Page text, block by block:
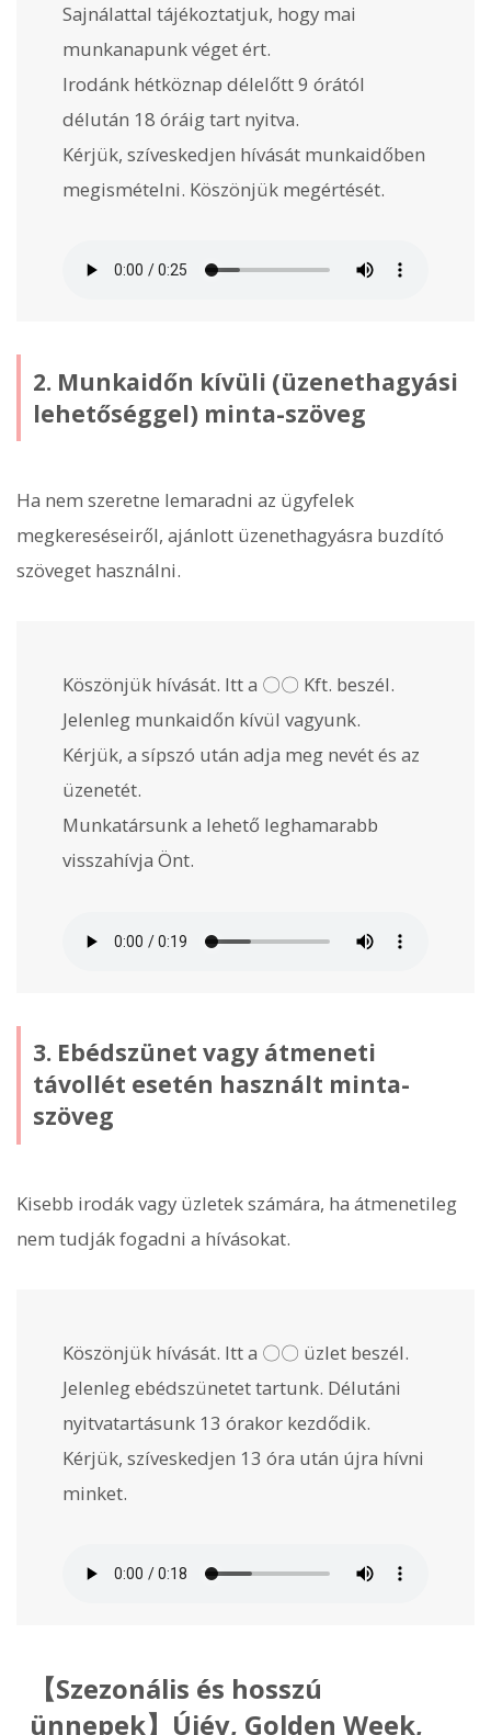
Sajnálattal tájékoztatjuk, hogy mai
munkanapunk véget ért.
Irodánk hétköznap délelőtt 9 órától
délután 18 óráig tart nyitva.
Kérjük, szíveskedjen hívását munkaidőben
megismételni. Köszönjük megértését.
2. Munkaidőn kívüli (üzenethagyási
lehetőséggel) minta-szöveg
Ha nem szeretne lemaradni az ügyfelek
megkereséseiről, ajánlott üzenethagyásra buzdító
szöveget használni.
Köszönjük hívását. Itt a 〇〇 Kft. beszél.
Jelenleg munkaidőn kívül vagyunk.
Kérjük, a sípszó után adja meg nevét és az
üzenetét.
Munkatársunk a lehető leghamarabb
visszahívja Önt.
3. Ebédszünet vagy átmeneti
távollét esetén használt minta-
szöveg
Kisebb irodák vagy üzletek számára, ha átmenetileg
nem tudják fogadni a hívásokat.
Köszönjük hívását. Itt a 〇〇 üzlet beszél.
Jelenleg ebédszünetet tartunk. Délutáni
nyitvatartásunk 13 órakor kezdődik.
Kérjük, szíveskedjen 13 óra után újra hívni
minket.
【Szezonális és hosszú
ünnepek】Újév, Golden Week,